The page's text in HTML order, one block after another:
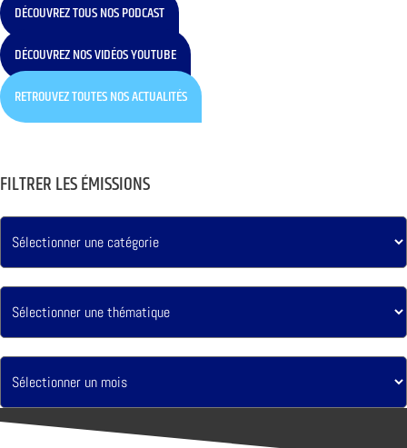
DÉCOUVREZ TOUS NOS PODCAST
DÉCOUVREZ NOS VIDÉOS YOUTUBE
RETROUVEZ TOUTES NOS ACTUALITÉS
FILTRER LES ÉMISSIONS